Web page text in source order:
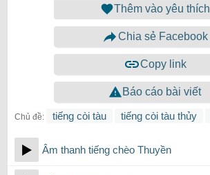
Thêm vào yêu thích
Chia sẻ Facebook
Copy link
Báo cáo bài viết
Chủ đề: tiếng còi tàu tiếng còi tàu thủy
Âm thanh tiếng chèo Thuyền